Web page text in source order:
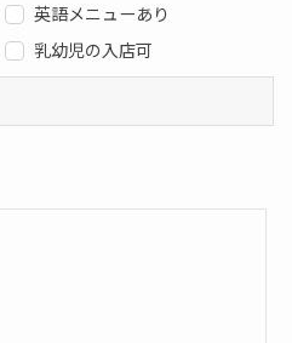
英語メニューあり
乳幼児の入店可